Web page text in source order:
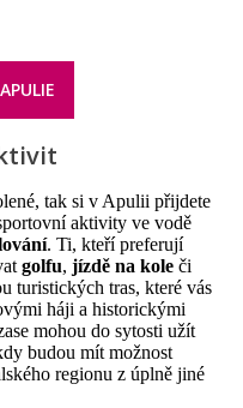
tak si v Apulii přijdete
aktivity ve vodě
. Ti, kteří preferují
golfu, jízdě na kole či
turistických tras, které vás
háji a historickými
mohou do sytosti užít
budou mít možnost
regionu z úplně jiné